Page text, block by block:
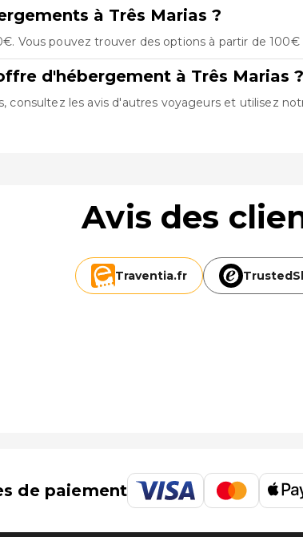
à Três Marias ?
Vous pouvez trouver des options à partir de 100€
d'hébergement à Três Marias ?
consultez les avis d'autres voyageurs et utilisez
Avis des
Traventia.fr
de paiement